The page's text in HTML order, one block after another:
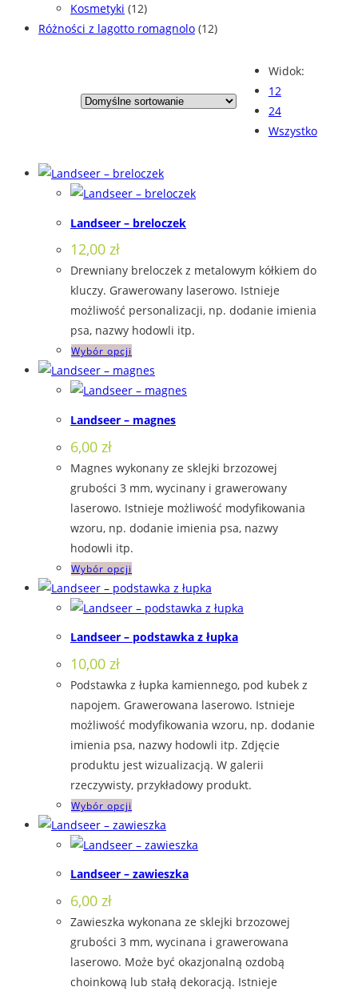
Widok:
12
24
Wszystko
Landseer – breloczek
12,00 zł
Drewniany breloczek z metalowym kółkiem do
kluczy. Grawerowany laserowo. Istnieje
możliwość personalizacji, np. dodanie imienia
psa, nazwy hodowli itp.
Wybór opcji
produkt
ma
wariantów.
można
wybrać
na
stronie
produktu
Landseer – magnes
6,00 zł
Magnes wykonany ze sklejki brzozowej
grubości 3 mm, wycinany i grawerowany
laserowo. Istnieje możliwość modyfikowania
wzoru, np. dodanie imienia psa, nazwy
hodowli itp.
Wybór opcji
produkt
ma
wariantów.
można
wybrać
na
stronie
produktu
Landseer – podstawka z łupka
10,00 zł
Podstawka z łupka kamiennego, pod kubek z
napojem. Grawerowana laserowo. Istnieje
możliwość modyfikowania wzoru, np. dodanie
imienia psa, nazwy hodowli itp. Zdjęcie
produktu jest wizualizacją. W galerii
rzeczywisty, przykładowy produkt.
Wybór opcji
produkt
ma
wariantów.
można
wybrać
na
stronie
Landseer – zawieszka
6,00 zł
Zawieszka wykonana ze sklejki brzozowej
grubości 3 mm, wycinana i grawerowana
laserowo. Może być okazjonalną ozdobą
choinkową lub stałą dekoracją. Istnieje
Kosmetyki (12)
Różności z lagotto romagnolo (12)